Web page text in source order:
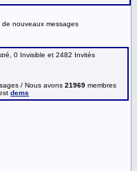
de nouveaux messages
0 Invisible et 2482 Invités
/ Nous avons 21969 membres
dems